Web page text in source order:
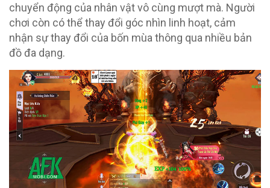
chuyển động của nhân vật vô cùng mượt mà. Người
chơi còn có thể thay đổi góc nhìn linh hoạt, cảm
nhận sự thay đổi của bốn mùa thông qua nhiều bản
đồ đa dạng.